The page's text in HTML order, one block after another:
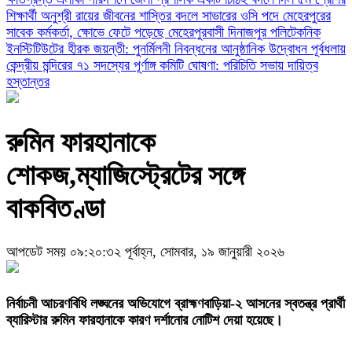
শিক্ষার্থী অনুশ্রী রায়ের জীবনের শাস্তির বদলে সাভারের ওসি পদে মেহেরপুরের
সাবেক কর্মকর্তা, ক্ষোভে ফেটে পড়েছে মেহেরপুরবাসী দিনাজপুর পলিটেকনিক
ইনস্টিটিউটের হীরক জয়ন্তী: পুনর্মিলনী নিবন্ধনের আনুষ্ঠানিক উদ্বোধন পূর্বধলায়
কেন্দ্রীয় মন্দিরের ৭১ সদস্যের পূর্ণাঙ্গ কমিটি ঘোষণা: পরিচিতি সভায় দায়িত্ব
হস্তান্তর
রুমিন ফারহানাকে
শোকজ,ম্যাজিস্ট্রেটের সঙ্গে
বাকবিতণ্ডা
আপডেট সময় ০৯:২০:৩২ পূর্বাহ্ন, সোমবার, ১৯ জানুয়ারী ২০২৬
নির্বাচনী আচরণবিধি লঙ্ঘনের অভিযোগে ব্রাহ্মণবাড়িয়া-২ আসনের স্বতন্ত্র প্রার্থী
ব্যারিস্টার রুমিন ফারহানাকে কারণ দর্শানোর নোটিশ দেয়া হয়েছে।